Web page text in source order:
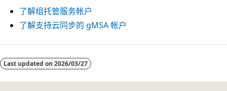
了解组托管服务帐户
了解支持云同步的 gMSA 帐户
Last updated on 2026/03/27